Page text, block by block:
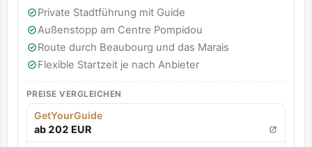
Private Stadtführung mit Guide
Außenstopp am Centre Pompidou
Route durch Beaubourg und das Marais
Flexible Startzeit je nach Anbieter
PREISE VERGLEICHEN
GetYourGuide
ab 202 EUR